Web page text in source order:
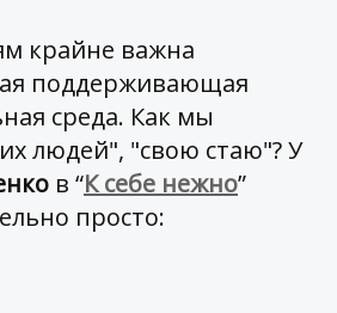
крайне важна
поддерживающая
среда. Как мы
людей", "свою стаю"? У
в “К себе нежно”
просто: